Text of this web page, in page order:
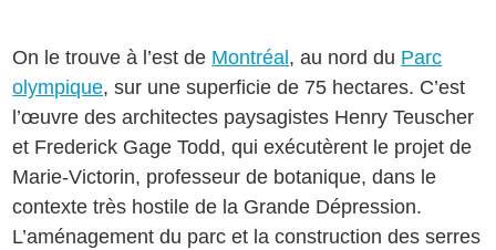
On le trouve à l’est de Montréal, au nord du Parc
olympique, sur une superficie de 75 hectares. C’est
l’œuvre des architectes paysagistes Henry Teuscher
et Frederick Gage Todd, qui exécutèrent le projet de
Marie-Victorin, professeur de botanique, dans le
contexte très hostile de la Grande Dépression.
L’aménagement du parc et la construction des serres